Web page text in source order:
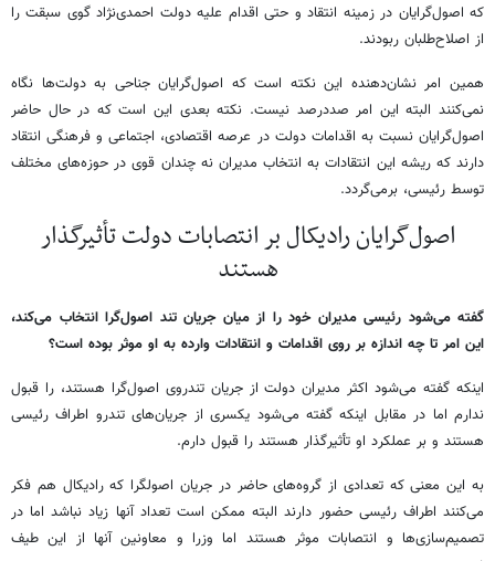
که اصول‌گرایان در زمینه انتقاد و حتی اقدام علیه دولت احمدی‌نژاد گوی سبقت را
از اصلاح‌طلبان ربودند.
همین امر نشان‌دهنده این نکته است که اصول‌گرایان جناحی به دولت‌ها نگاه
نمی‌کنند البته این امر صددرصد نیست. نکته بعدی این است که در حال حاضر
اصول‌گرایان نسبت به اقدامات دولت در عرصه اقتصادی، اجتماعی و فرهنگی انتقاد
دارند که ریشه این انتقادات به انتخاب مدیران نه چندان قوی در حوزه‌های مختلف
توسط رئیسی، برمی‌گردد.
اصول‌گرایان رادیکال بر انتصابات دولت تأثیرگذار
هستند
گفته می‌شود رئیسی مدیران خود را از میان جریان تند اصول‌گرا انتخاب می‌کند،
این امر تا چه اندازه بر روی اقدامات و انتقادات وارده به او موثر بوده است؟
اینکه گفته می‌شود اکثر مدیران دولت از جریان تندروی اصول‌گرا هستند، را قبول
ندارم اما در مقابل اینکه گفته می‌شود یکسری از جریان‌های تندرو اطراف رئیسی
هستند و بر عملکرد او تأثیرگذار هستند را قبول دارم.
به این معنی که تعدادی از گروه‌های حاضر در جریان اصولگرا که رادیکال هم فکر
می‌کنند اطراف رئیسی حضور دارند البته ممکن است تعداد آنها زیاد نباشد اما در
تصمیم‌سازی‌ها و انتصابات موثر هستند اما وزرا و معاونین آنها از این طیف